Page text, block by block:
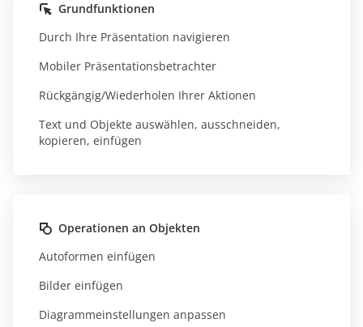
Grundfunktionen
Durch Ihre Präsentation navigieren
Mobiler Präsentationsbetrachter
Rückgängig/Wiederholen Ihrer Aktionen
Text und Objekte auswählen, ausschneiden,
kopieren, einfügen
Operationen an Objekten
Autoformen einfügen
Bilder einfügen
Diagrammeinstellungen anpassen